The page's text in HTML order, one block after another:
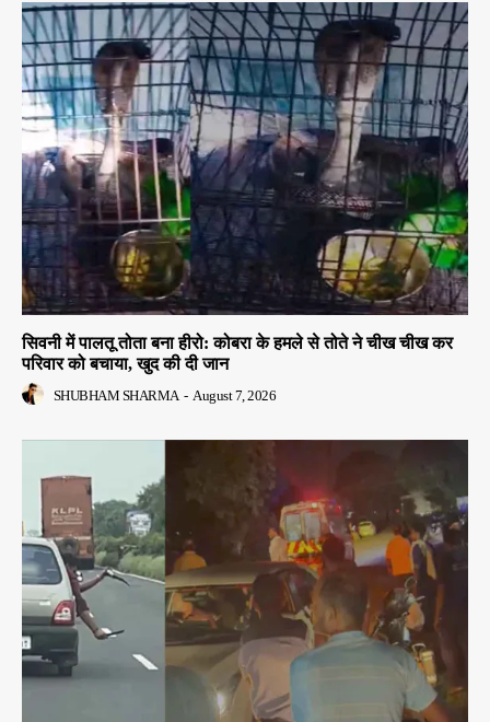
सिवनी में पालतू तोता बना हीरो: कोबरा के हमले से तोते ने चीख चीख कर
परिवार को बचाया, खुद की दी जान
SHUBHAM SHARMA - August 7, 2026